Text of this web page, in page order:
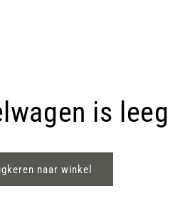
is leeg
naar winkel